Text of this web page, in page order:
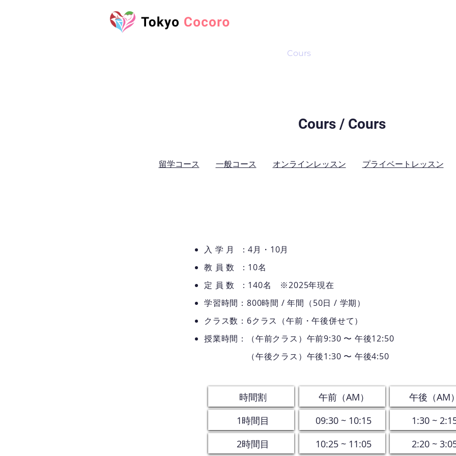
Cours
Cours / Cours
留学コース 一般コース オンラインレッスン プライベートレッスン
入 学 月 ：4月・10月
教 員 数 ：10名
定 員 数 ：140名 ※2025年現在
学習時間：800時間 / 年間（50日 / 学期）​
​クラス数： 6クラス（午前・午後併せて）
授業時間：（午前クラス）午前9:30 〜 午後12:50
（午後クラス）午後1:30 〜 午後4:50
時間割
1時間目
2時間目
​午前（AM）
09:30 ~ 10:15
10:25 ~ 11:05
​午後（AM）
1:30 ~
2:20 ~